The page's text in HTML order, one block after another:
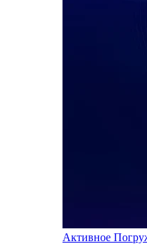
Активное